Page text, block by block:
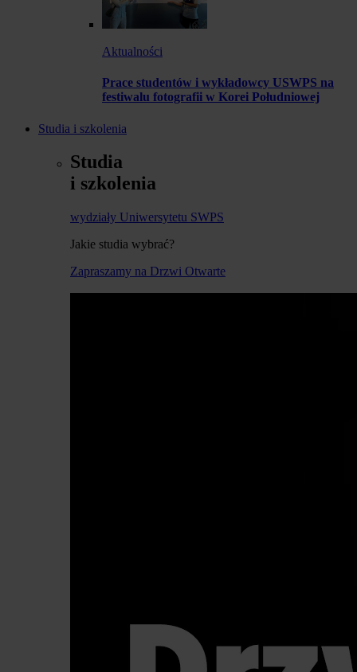
Aktualności
Prace studentów i wykładowcy USWPS na
festiwalu fotografii w Korei Południowej
Studia i szkolenia
Studia
i szkolenia
wydziały Uniwersytetu SWPS
Jakie studia wybrać?
Zapraszamy na Drzwi Otwarte